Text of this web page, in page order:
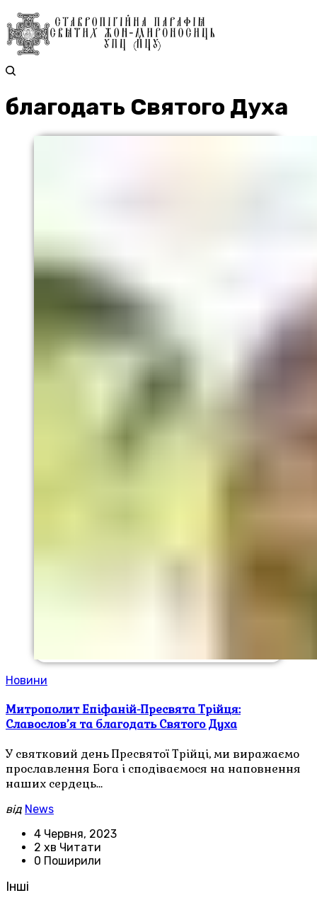
благодать Святого Духа
Новини
Митрополит Епіфаній-Пресвята Трійця:
Славослов’я та благодать Святого Духа
У святковий день Пресвятої Трійці, ми виражаємо
прославлення Бога і сподіваємося на наповнення
наших сердець…
від News
4 Червня, 2023
2 хв Читати
0 Поширили
Інші